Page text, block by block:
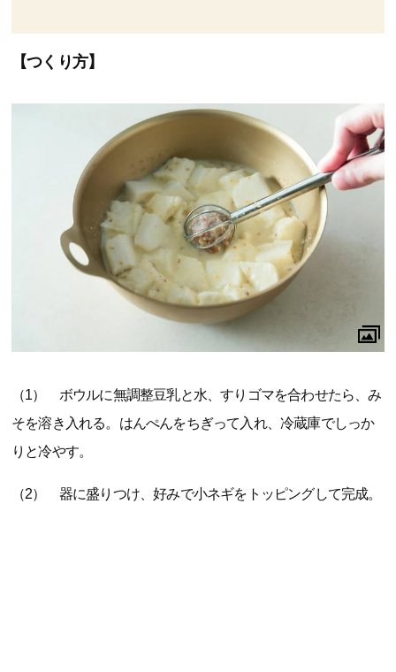
【つくり方】
（1） ボウルに無調整豆乳と水、すりゴマを合わせたら、み
そを溶き入れる。はんぺんをちぎって入れ、冷蔵庫でしっか
りと冷やす。
（2） 器に盛りつけ、好みで小ネギをトッピングして完成。